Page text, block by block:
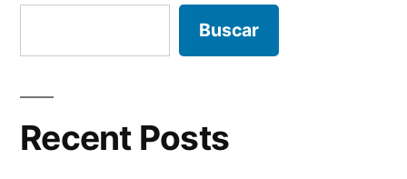
Buscar
Recent Posts